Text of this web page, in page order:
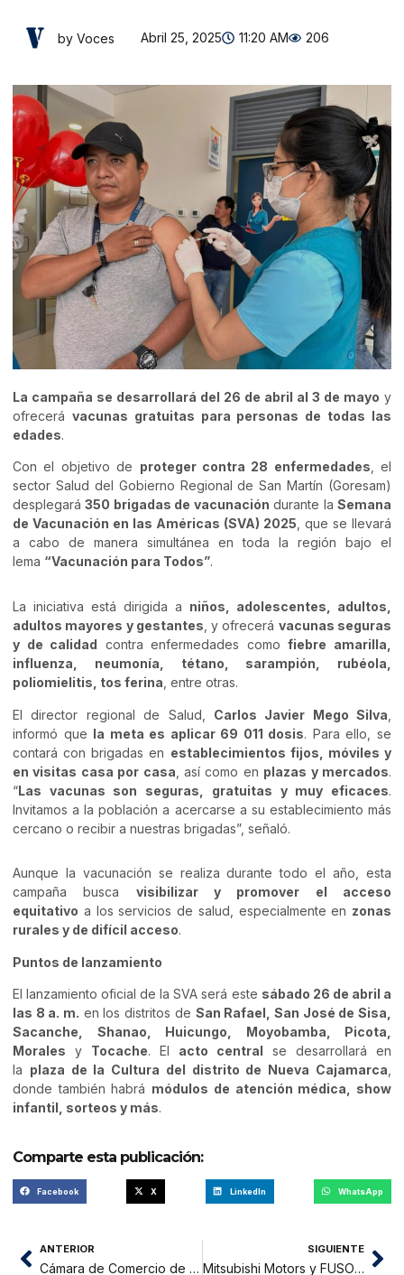
by Voces Abril 25, 2025 11:20 AM 206
La campaña se desarrollará del 26 de abril al 3 de mayo y
ofrecerá vacunas gratuitas para personas de todas las
edades.
Con el objetivo de proteger contra 28 enfermedades , el
sector Salud del Gobierno Regional de San Martín (Goresam)
desplegará350 brigadas de vacunación durante laSemana
de Vacunación en las Américas (SVA) 2025 , que se llevará
a cabo de manera simultánea en toda la región bajo el
lema “Vacunación para Todos”.
La iniciativa está dirigida a niños, adolescentes, adultos,
adultos mayores y gestantes , y ofrecerá vacunas seguras
y de calidad contra enfermedades comofiebre amarilla,
influenza, neumonía, tétano, sarampión, rubéola,
poliomielitis, tos ferina , entre otras.
El director regional de Salud, Carlos Javier Mego Silva
informó que la meta es aplicar 69 011 dosis. Para ello, se
contará con brigadas en establecimientos fijos, móviles y
en visitas casa por casa , así como en plazas y mercados.
“Las vacunas son seguras, gratuitas y muy eficaces.
Invitamos a la población a acercarse a su establecimiento más
cercano o recibir a nuestras brigadas”, señaló.
Aunque la vacunación se realiza durante todo el año, esta
campaña busca visibilizar y promover el acceso
equitativo a los servicios de salud, especialmente en zonas
rurales y de difícil acceso.
Puntos de lanzamiento
El lanzamiento oficial de la SVA será este sábado 26 de abril a
las 8 a. m. en los distritos de San Rafael, San José de Sisa,
Sacanche, Shanao, Huicungo, Moyobamba, Picota,
Morales y Tocache. El acto central se desarrollará en
la plaza de la Cultura del distrito de Nueva Cajamarca
donde también habrá módulos de atención médica, show
infantil, sorteos y más.
Comparte esta publicación:
Facebook X LinkedIn WhatsApp
ANTERIOR
Cámara de Comercio de San Martín obtiene certificación internacional ISO 9001 e ISO 37001
SIGUIENTE
Mitsubishi Motors y FUSO inauguran tienda 3S en zona estratégica